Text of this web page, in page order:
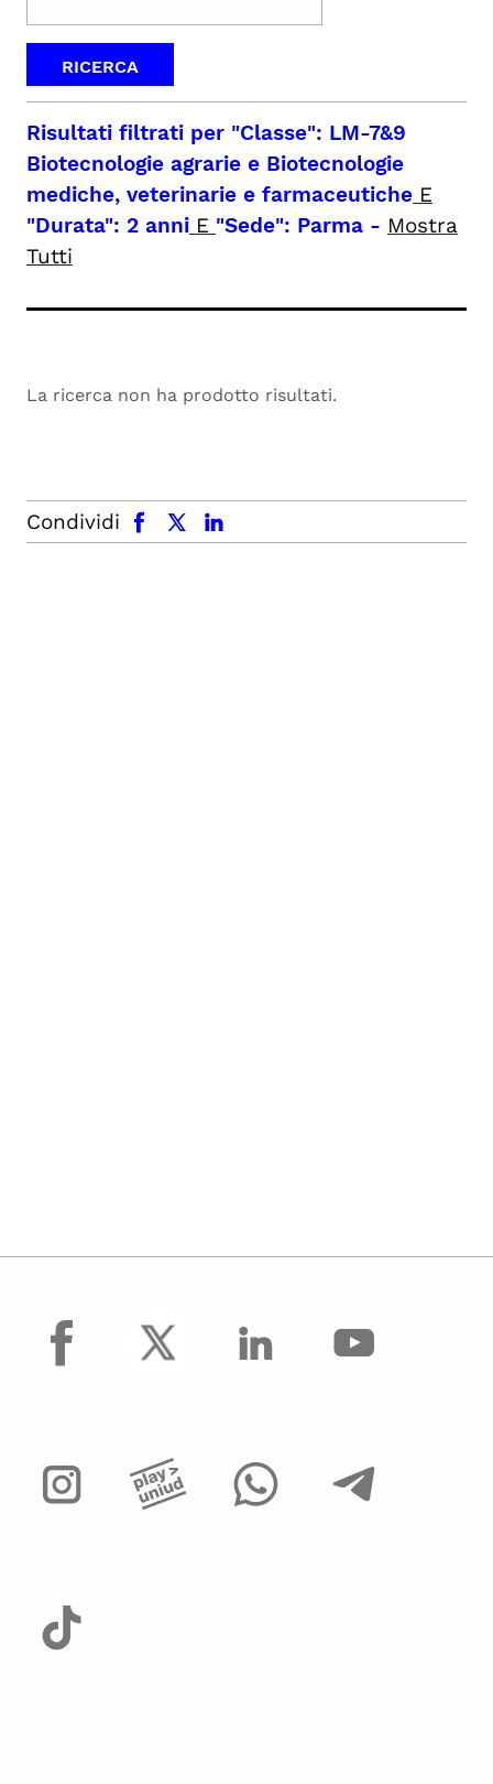
Risultati filtrati per "Classe": LM-7&9
Biotecnologie agrarie e Biotecnologie
mediche, veterinarie e farmaceutiche E
"Durata": 2 anni E "Sede": Parma - Mostra
Tutti
La ricerca non ha prodotto risultati.
Condividi
facebook x.com linkedin
facebook